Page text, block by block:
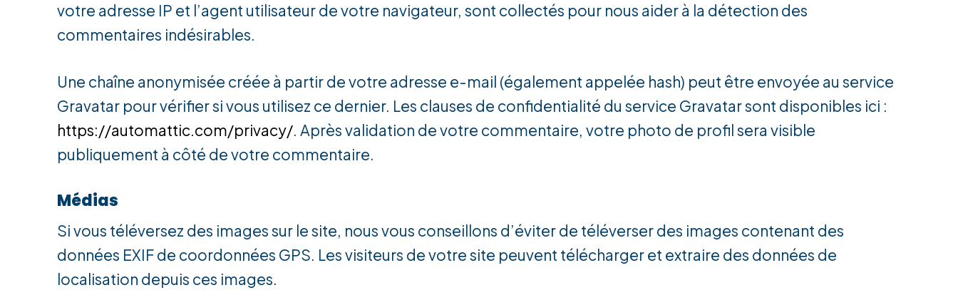
votre adresse IP et l’agent utilisateur de votre navigateur, sont collectés pour nous aider à la détection des
commentaires indésirables.
Une chaîne anonymisée créée à partir de votre adresse e-mail (également appelée hash) peut être envoyée au service
Gravatar pour vérifier si vous utilisez ce dernier. Les clauses de confidentialité du service Gravatar sont disponibles ici :
https://automattic.com/privacy/. Après validation de votre commentaire, votre photo de profil sera visible
publiquement à côté de votre commentaire.
Médias
Si vous téléversez des images sur le site, nous vous conseillons d’éviter de téléverser des images contenant des
données EXIF de coordonnées GPS. Les visiteurs de votre site peuvent télécharger et extraire des données de
localisation depuis ces images.